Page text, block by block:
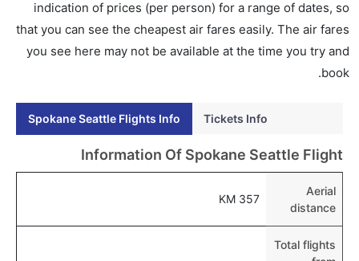
هل اختيار إنجاز إجراءات السفر عبر الإنترنت متاح في رحلة
إلى سياتل؟
نعم، يتاح للمسافر خيار إنجاز إجراءات السفر في الرحلة من
هل يمكنني حجز فنادق متوسطة التكلفة بالقرب من مطار
سياتل عبر الإنترنت؟
عبر اختيار فنادق كليرتريب.
هل يتيح سياتل مطار إمكانية تغيير الحفاض للأطفال؟
و الرضع.
indication of prices (per person) for a range of dates, so
that you can see the cheapest air fares easily. The air fares
you see here may not be available at the time you try and
book.
Spokane Seattle Flights Info Tickets Info
Information Of Spokane Seattle Flight
Aerial
distance
357 KM
Total flights